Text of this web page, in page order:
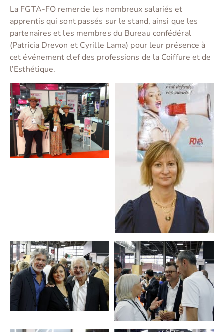
La FGTA-FO remercie les nombreux salariés et
apprentis qui sont passés sur le stand, ainsi que les
partenaires et les membres du Bureau confédéral
(Patricia Drevon et Cyrille Lama) pour leur présence à
cet événement clef des professions de la Coiffure et de
l’Esthétique.